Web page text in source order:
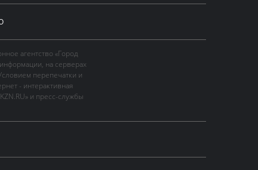
агентство «Город
на серверах
перепечатки и
- интерактивная
и пресс-службы